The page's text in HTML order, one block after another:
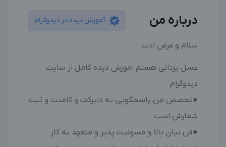
درباره من آموزش دیده در دیدوگرام
سلام و عرض ادب
عسل یزدانی هستم اموزش دیده کامل از سایت
دیدوگرام
●تخصص من پاسخگویی به دایرکت و کامنت و ثبت
شفارش است
●فن بیان بالا و مسولیت پذیر و متعهد به کار